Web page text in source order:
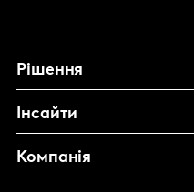
Рішення
Інсайти
Компанія